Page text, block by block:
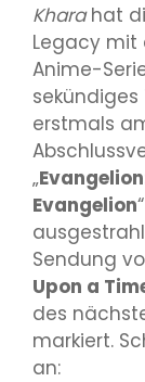
Kharahat
Legacy mit
Anime-
erstmals
„
Evangelion
Sendung
Upon a
des
markiert.
an: